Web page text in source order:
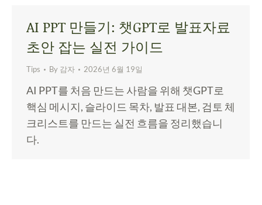
AI PPT 만들기: 챗GPT로 발표자료
초안 잡는 실전 가이드
Tips By 감자 2026년 6월 19일
AI PPT를 처음 만드는 사람을 위해 챗GPT로
핵심 메시지, 슬라이드 목차, 발표 대본, 검토 체
크리스트를 만드는 실전 흐름을 정리했습니
다.